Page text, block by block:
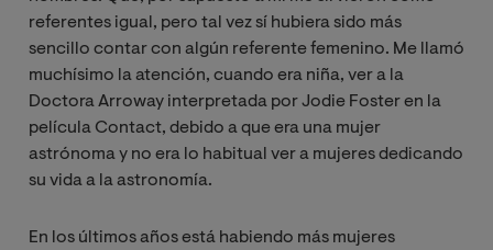
referentes igual, pero tal vez sí hubiera sido más
sencillo contar con algún referente femenino. Me llamó
muchísimo la atención, cuando era niña, ver a la
Doctora Arroway interpretada por Jodie Foster en la
película Contact, debido a que era una mujer
astrónoma y no era lo habitual ver a mujeres dedicando
su vida a la astronomía.
En los últimos años está habiendo más mujeres